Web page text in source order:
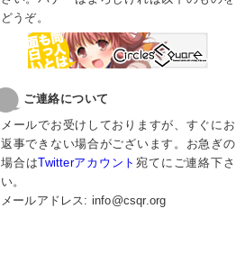
どうぞ。
ご連絡について
メールでお受けしておりますが、すぐにお
返事できない場合がございます。お急ぎの
場合はTwitterアカウント宛てにご連絡下さ
い。
メールアドレス: info@csqr.org